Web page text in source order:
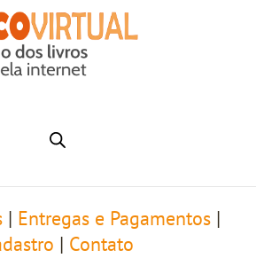
Entregas e Pagamentos
Contato